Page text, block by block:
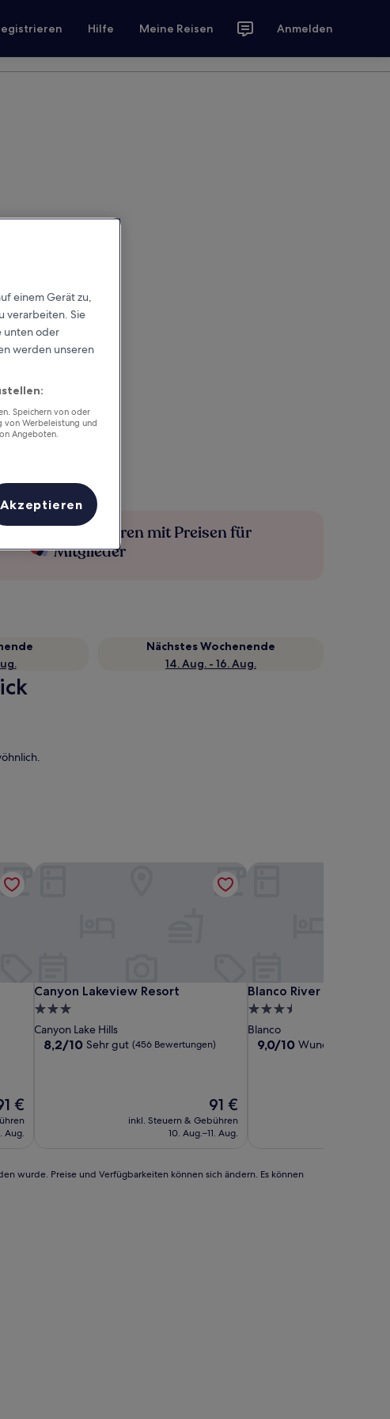
Hilfe Meine Reisen Anmelden
Mehr sparen mit Preisen für
Mitglieder
Nächstes Wochenende
14. Aug. - 16. Aug.
Stone Oak
€
Aug.
Stone Oak
Canyon Lakeview Resort
Canyon Lakeview Resort
3.0-
Sterne-
Unterkunft
Canyon Lake Hills
8.2
8,2/10 Sehr gut (456 Bewertungen)
Der
Preis
beträgt
91 €
inkl. Steuern & Gebühren
10. Aug.–11. Aug.
Blanco River Hotel
Blanco River Hotel
3.5-
Sterne-
Unterkunft
Blanco
9.0
9,0/10 Wunderbar
wurde. Preise und Verfügbarkeiten können sich ändern. Es können
einem Gerät zu,
verarbeiten. Sie
unten oder
werden unseren
Speichern von oder
von Werbeleistung und
Angeboten.
Akzeptieren